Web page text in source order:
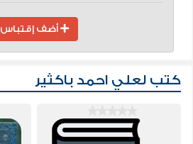
أضف إقتباس
كتب لعلي احمد باكثير